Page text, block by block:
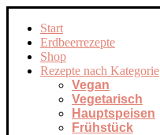
Start
Erdbeerrezepte
Shop
Rezepte nach Kategorie
Vegan
Vegetarisch
Hauptspeisen
Frühstück